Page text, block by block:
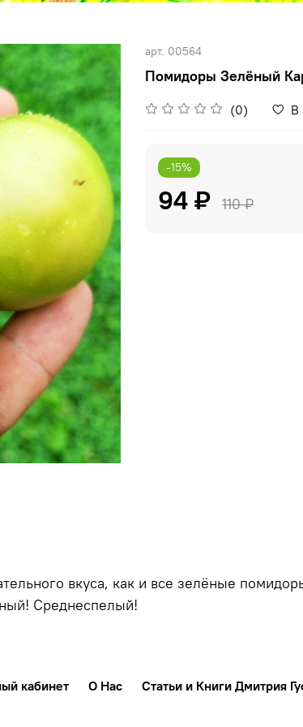
арт. 00564
Помидоры Зелёный
(0) В
-15%
94 ₽ 110 ₽
вкуса, как и все зелёные
Среднеспелый!
кабинет О Нас Статьи и Книги Дмитрия